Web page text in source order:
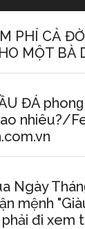
PHÍ CẢ
MỘT BÀ
ĐÁ
nhiêu?/
Ngày
mệnh
phải đi xem